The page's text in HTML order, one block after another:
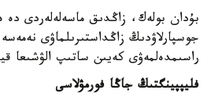
بۇدان بولەك، زاڭدىق ماسەلەلەردى
جوسپارلاۋدىڭ زاڭداستىرىلماۋى
راسىمدەلمەۋى كەيىن ساتىپ الۋشىعا
فليپپينگتىڭ جاڭا فورمۋلاسى